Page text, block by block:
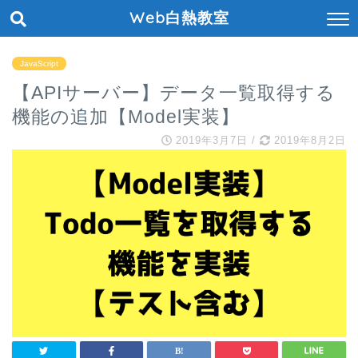
Web白熱教室
JavaScript
【APIサーバー】データ一覧取得する
機能の追加【Model実装】
2019年3月7日 / 2019年8月2日